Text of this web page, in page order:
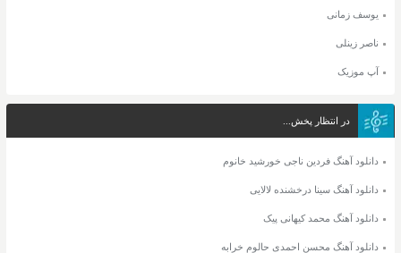
یوسف زمانی
ناصر زینلی
آپ موزیک
در انتظار پخش...
دانلود آهنگ فردین ناجی خورشید خانوم
دانلود آهنگ سینا درخشنده لالایی
دانلود آهنگ محمد کیهانی پیک
دانلود آهنگ محسن احمدی حالوم خرابه